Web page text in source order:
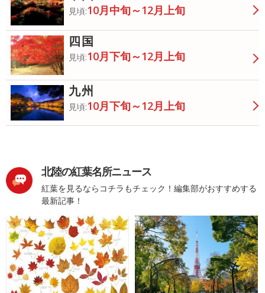
見頃:10月中旬～12月上旬
四国
見頃:10月下旬～12月上旬
九州
見頃:10月下旬～12月上旬
北陸の紅葉名所ニュース
紅葉を見るならコチラもチェック！編集部がおすすめする
最新記事！